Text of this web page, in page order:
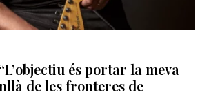
és portar la meva
de les fronteres de